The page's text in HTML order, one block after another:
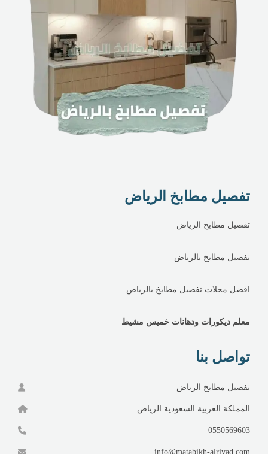
تفصيل مطابخ الرياض
تفصيل مطابخ الرياض
تفصيل مطابخ بالرياض
افضل محلات تفصيل مطابخ بالرياض
معلم ديكورات ودهانات خميس مشيط
تواصل بنا
تفصيل مطابخ الرياض
المملكة العربية السعودية الرياض
0550569603
info@matabikh-alriyad.com